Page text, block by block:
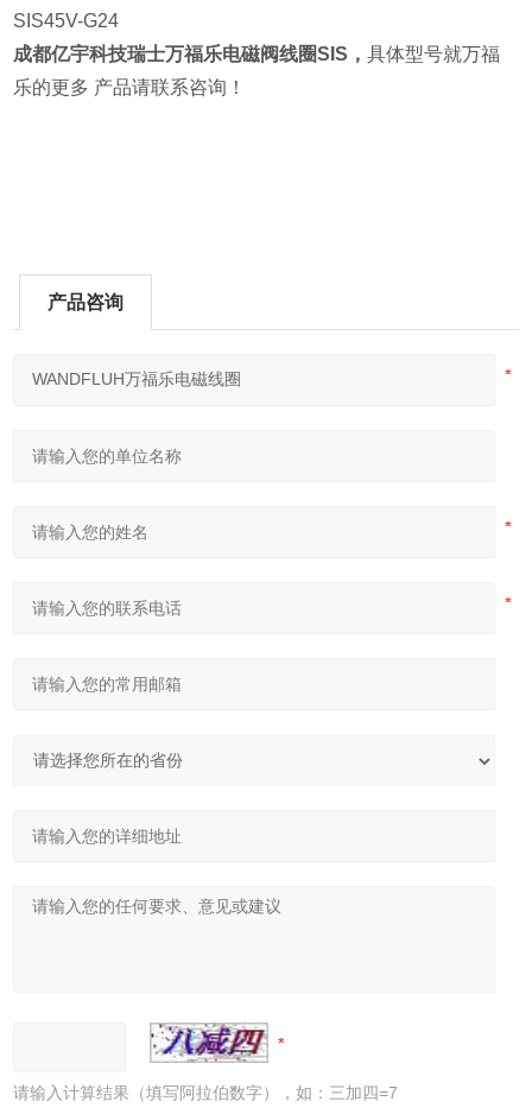
SIS45V-G24
成都亿宇科技瑞士万福乐电磁阀线圈SIS ，具体型号就万福
乐的更多 产品请联系咨询！
产品咨询
请输入计算结果（填写阿拉伯数字），如：三加四=7